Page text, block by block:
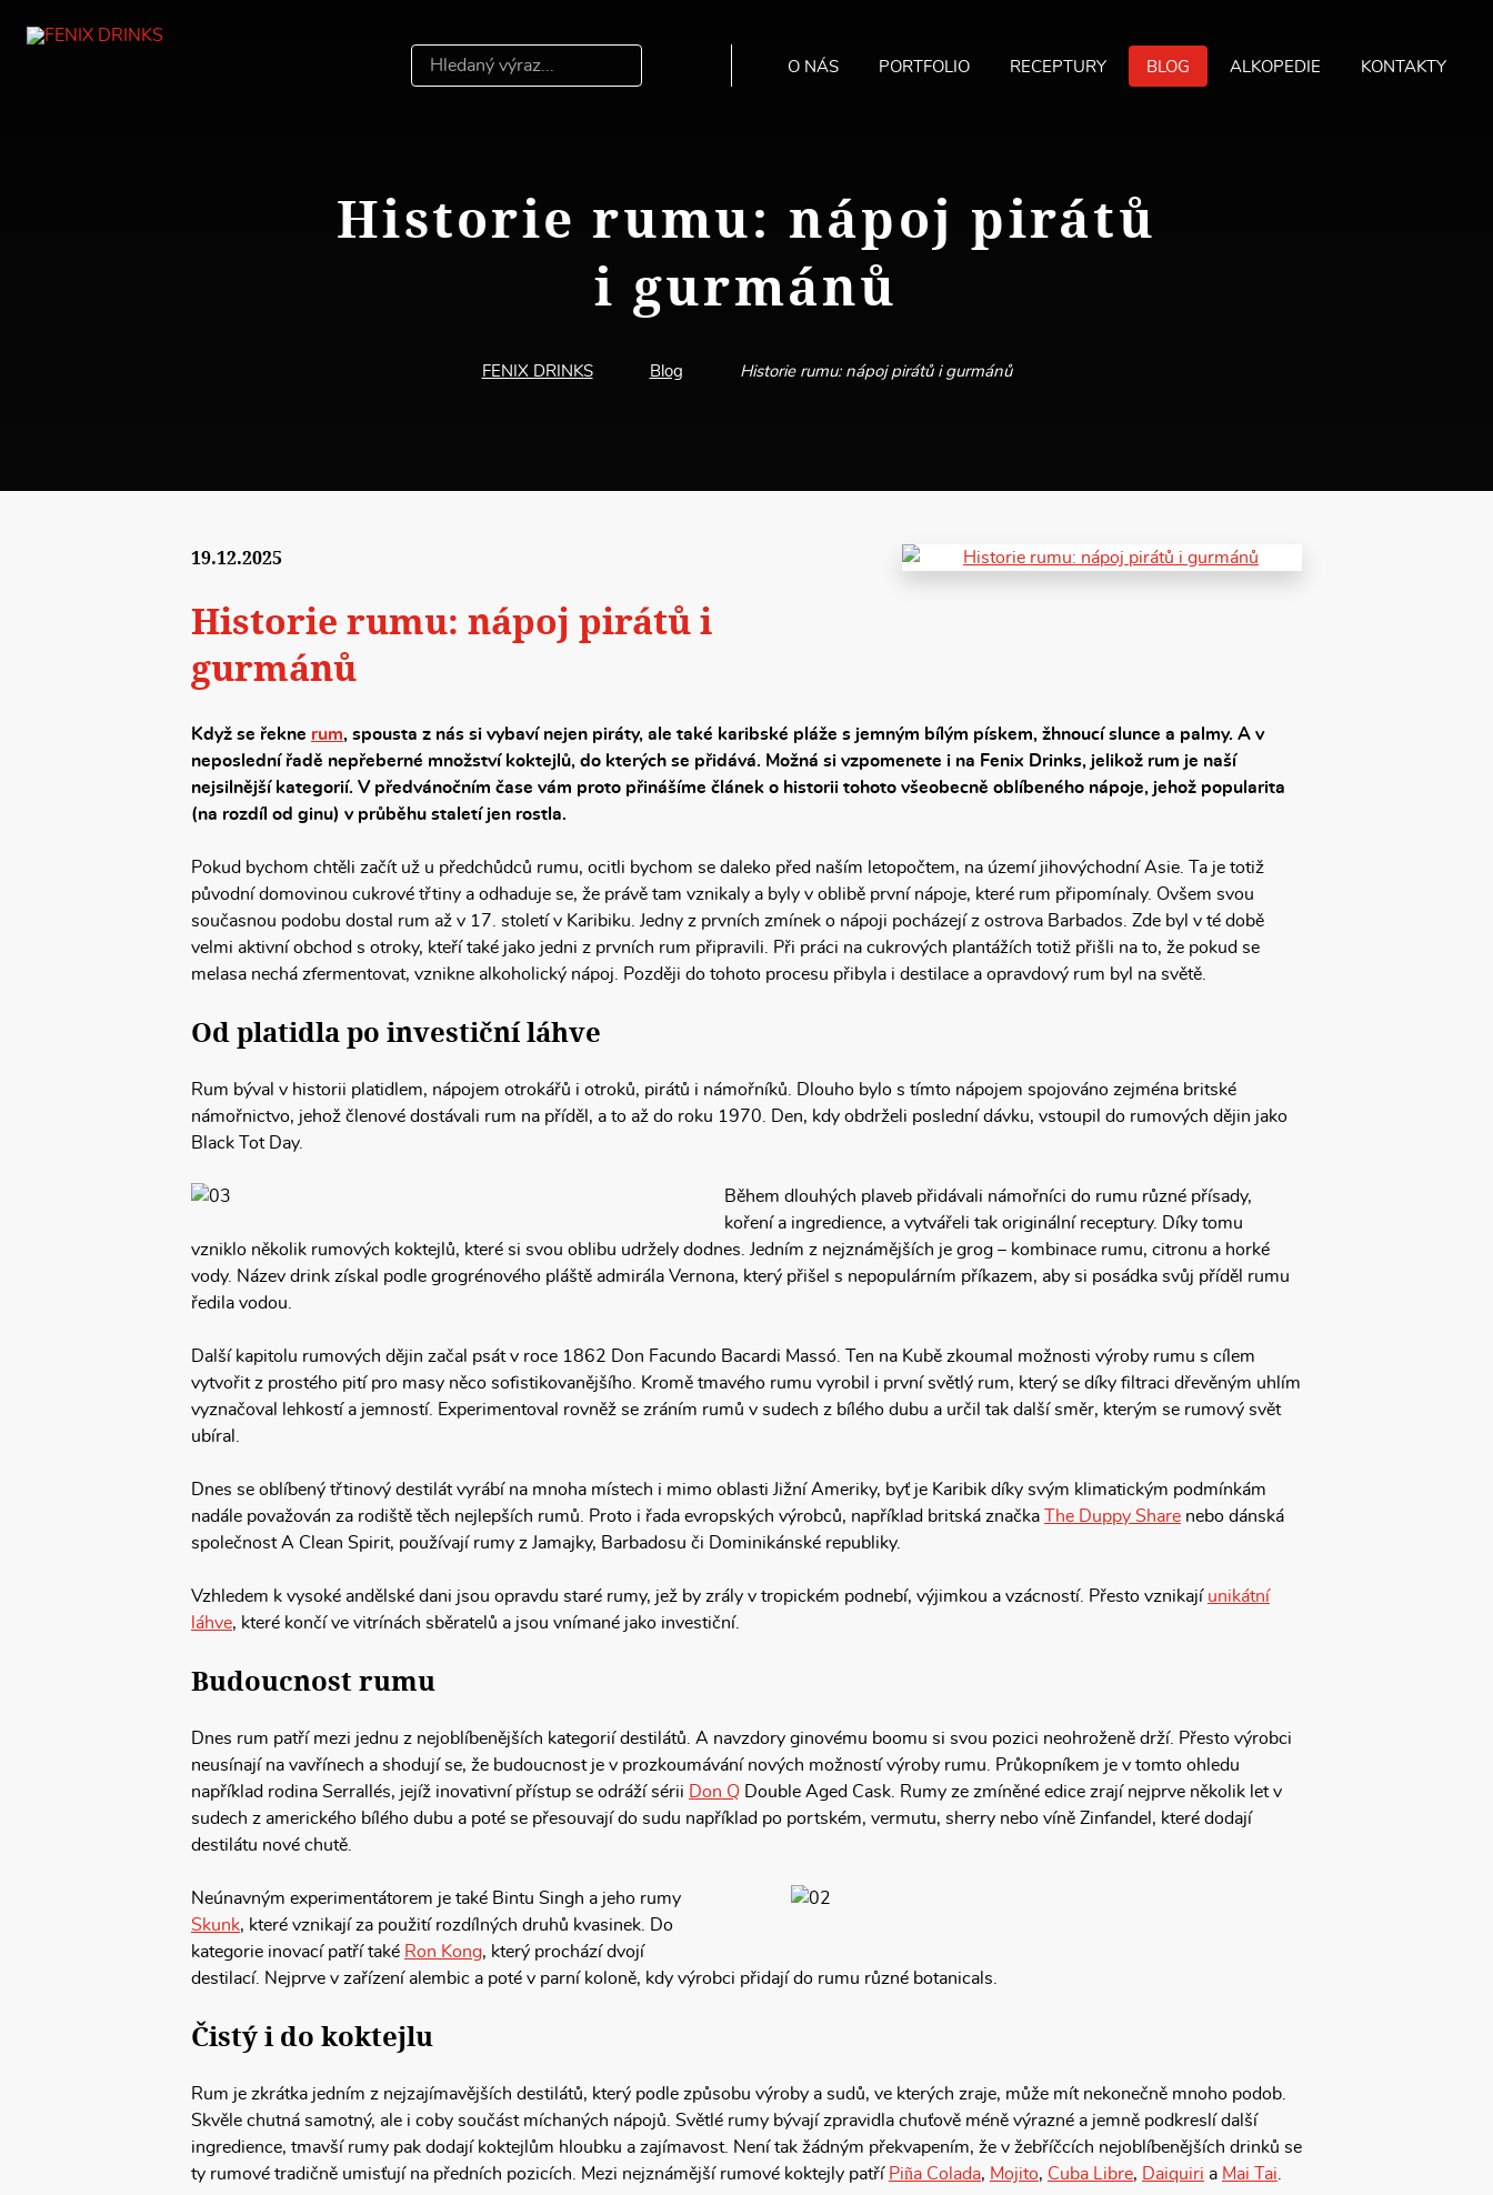
Hledáný
O NÁS PORTFOLIO RECEPTURY BLOG ALKOPEDIE KONTAKTY
Historie rumu: nápoj pirátů
i gurmánů
FENIX DRINKS Blog Historie rumu: nápoj pirátů i gurmánů
19.12.2025
Historie rumu: nápoj pirátů i
gurmánů
Když se řekne rum, spousta z nás si vybaví nejen piráty, ale také karibské pláže s jemným bílým pískem, žhnoucí slunce a palmy. A v
neposlední řadě nepřeberné množství koktejlů, do kterých se přidává. Možná si vzpomenete i na Fenix Drinks, jelikož rum je naší
nejsilnější kategorií. V předvánočním čase vám proto přinášíme článek o historii tohoto všeobecně oblíbeného nápoje, jehož popularita
(na rozdíl od ginu) v průběhu staletí jen rostla.
Pokud bychom chtěli začít už u předchůdců rumu, ocitli bychom se daleko před naším letopočtem, na území jihovýchodní Asie. Ta je totiž
původní domovinou cukrové třtiny a odhaduje se, že právě tam vznikaly a byly v oblibě první nápoje, které rum připomínaly. Ovšem svou
současnou podobu dostal rum až v 17. století v Karibiku. Jedny z prvních zmínek o nápoji pocházejí z ostrova Barbados. Zde byl v té době
velmi aktivní obchod s otroky, kteří také jako jedni z prvních rum připravili. Při práci na cukrových plantážích totiž přišli na to, že pokud se
melasa nechá zfermentovat, vznikne alkoholický nápoj. Později do tohoto procesu přibyla i destilace a opravdový rum byl na světě.
Od platidla po investiční láhve
Rum býval v historii platidlem, nápojem otrokářů i otroků, pirátů i námořníků. Dlouho bylo s tímto nápojem spojováno zejména britské
námořnictvo, jehož členové dostávali rum na příděl, a to až do roku 1970. Den, kdy obdrželi poslední dávku, vstoupil do rumových dějin jako
Black Tot Day.
Během dlouhých plaveb přidávali námořníci do rumu různé přísady,
koření a ingredience, a vytvářeli tak originální receptury. Díky tomu
vzniklo několik rumových koktejlů, které si svou oblibu udržely dodnes. Jedním z nejznámějších je grog – kombinace rumu, citronu a horké
vody. Název drink získal podle grogrénového pláště admirála Vernona, který přišel s nepopulárním příkazem, aby si posádka svůj příděl rumu
ředila vodou.
Další kapitolu rumových dějin začal psát v roce 1862 Don Facundo Bacardi Massó. Ten na Kubě zkoumal možnosti výroby rumu s cílem
vytvořit z prostého pití pro masy něco sofistikovanějšího. Kromě tmavého rumu vyrobil i první světlý rum, který se díky filtraci dřevěným uhlím
vyznačoval lehkostí a jemností. Experimentoval rovněž se zráním rumů v sudech z bílého dubu a určil tak další směr, kterým se rumový svět
ubíral.
Dnes se oblíbený třtinový destilát vyrábí na mnoha místech i mimo oblasti Jižní Ameriky, byť je Karibik díky svým klimatickým podmínkám
nadále považován za rodiště těch nejlepších rumů. Proto i řada evropských výrobců, například britská značka
The Duppy Share nebo dánská
společnost A Clean Spirit, používají rumy z Jamajky, Barbadosu či Dominikánské republiky.
Vzhledem k vysoké andělské dani jsou opravdu staré rumy, jež by zrály v tropickém podnebí, výjimkou a vzácností. Přesto vznikají unikátní
láhve, které končí ve vitrínách sběratelů a jsou vnímané jako investiční.
Budoucnost rumu
Dnes rum patří mezi jednu z nejoblíbenějších kategorií destilátů. A navzdory ginovému boomu si svou pozici neohroženě drží. Přesto výrobci
neusínají na vavřínech a shodují se, že budoucnost je v prozkoumávání nových možností výroby rumu. Průkopníkem je v tomto ohledu
například rodina Serrallés, jejíž inovativní přístup se odráží sérii
Don Q Double Aged Cask. Rumy ze zmíněné edice zrají nejprve několik let v
sudech z amerického bílého dubu a poté se přesouvají do sudu například po portském, vermutu, sherry nebo víně Zinfandel, které dodají
destilátu nové chutě.
Neúnavným experimentátorem je také Bintu Singh a jeho rumy
Skunk, které vznikají za použití rozdílných druhů kvasinek. Do
kategorie inovací patří také Ron Kong, který prochází dvojí
destilací. Nejprve v zařízení alembic a poté v parní koloně, kdy výrobci přidají do rumu různé botanicals.
Čistý i do koktejlu
Rum je zkrátka jedním z nejzajímavějších destilátů, který podle způsobu výroby a sudů, ve kterých zraje, může mít nekonečně mnoho podob.
Skvěle chutná samotný, ale i coby součást míchaných nápojů. Světlé rumy bývají zpravidla chuťově méně výrazné a jemně podkreslí další
ingredience, tmavší rumy pak dodají koktejlům hloubku a zajímavost. Není tak žádným překvapením, že v žebříčcích nejoblíbenějších drinků se
ty rumové tradičně umisťují na předních pozicích. Mezi nejznámější rumové koktejly patří Piña Colada, Mojito, Cuba Libre, Daiquiri a Mai Tai